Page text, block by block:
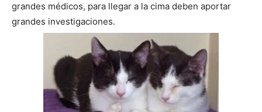
–
Razas
grandes médicos, para llegar a la cima deben aportar
grandes investigaciones.